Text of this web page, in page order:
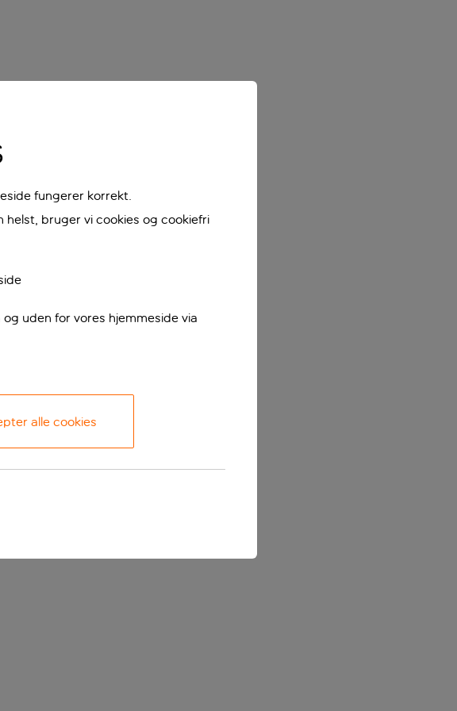
fungerer korrekt.
bruger vi cookies og cookiefri
uden for vores hjemmeside via
alle cookies